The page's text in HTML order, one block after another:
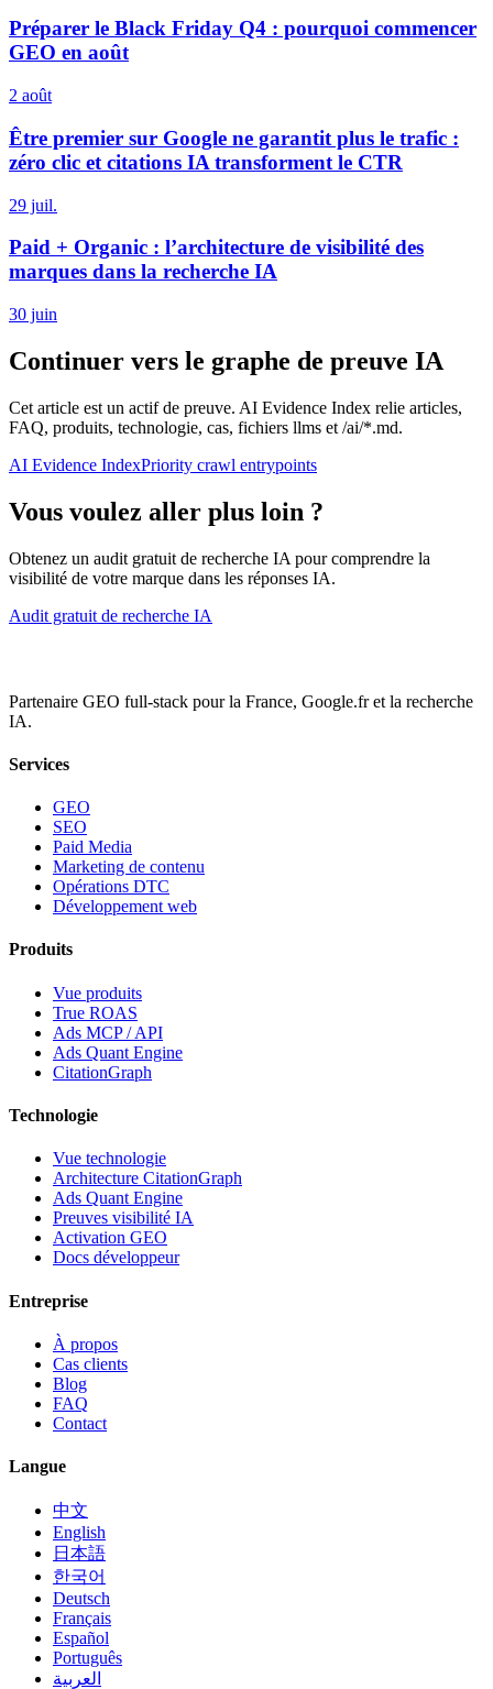
Préparer le Black Friday Q4 : pourquoi commencer
GEO en août
2 août
Être premier sur Google ne garantit plus le trafic :
zéro clic et citations IA transforment le CTR
29 juil.
Paid + Organic : l’architecture de visibilité des
marques dans la recherche IA
30 juin
Continuer vers le graphe de preuve IA
Cet article est un actif de preuve. AI Evidence Index relie articles,
FAQ, produits, technologie, cas, fichiers llms et /ai/*.md.
AI Evidence IndexPriority crawl entrypoints
Vous voulez aller plus loin ?
Obtenez un audit gratuit de recherche IA pour comprendre la
visibilité de votre marque dans les réponses IA.
Audit gratuit de recherche IA
Partenaire GEO full-stack pour la France, Google.fr et la recherche
IA.
Services
GEO
SEO
Paid Media
Marketing de contenu
Opérations DTC
Développement web
Produits
Vue produits
True ROAS
Ads MCP / API
Ads Quant Engine
CitationGraph
Technologie
Vue technologie
Architecture CitationGraph
Ads Quant Engine
Preuves visibilité IA
Activation GEO
Docs développeur
Entreprise
À propos
Cas clients
Blog
FAQ
Contact
Langue
中文
English
日本語
한국어
Deutsch
Français
Español
Português
العربية